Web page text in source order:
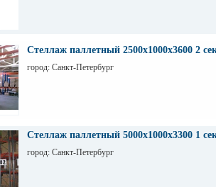
Стеллаж паллетный 2500х1000х3600 2
город: Санкт-Петербург
Стеллаж паллетный 5000х1000х3300 1
город: Санкт-Петербург